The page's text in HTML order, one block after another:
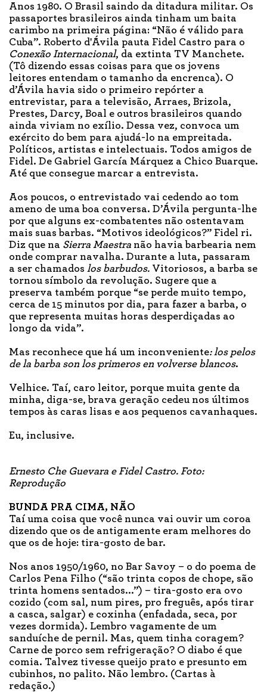
Anos 1980. O Brasil saindo da ditadura militar. Os
passaportes brasileiros ainda tinham um baita
carimbo na primeira página: “Não é válido para
Cuba”. Roberto d'Ávila pauta Fidel Castro para o
Conexão Internacional, da extinta TV Manchete.
(Tô dizendo essas coisas para que os jovens
leitores entendam o tamanho da encrenca). O
d’Ávila havia sido o primeiro repórter a
entrevistar, para a televisão, Arraes, Brizola,
Prestes, Darcy, Boal e outros brasileiros quando
ainda viviam no exílio. Dessa vez, convoca um
exército do bem para ajudá-lo na empreitada.
Políticos, artistas e intelectuais. Todos amigos de
Fidel. De Gabriel García Márquez a Chico Buarque.
Até que consegue marcar a entrevista.
Aos poucos, o entrevistado vai cedendo ao tom
ameno de uma boa conversa. D’Ávila pergunta-lhe
por que alguns ex-combatentes não ostentavam
mais suas barbas. “Motivos ideológicos?” Fidel ri.
Diz que na Sierra Maestra não havia barbearia nem
onde comprar navalha. Durante a luta, passaram
a ser chamados los barbudos. Vitoriosos, a barba se
tornou símbolo da revolução. Sugere que a
preserva também porque “se perde muito tempo,
cerca de 15 minutos por dia, para fazer a barba, o
que representa muitas horas desperdiçadas ao
longo da vida”.
Mas reconhece que há um inconveniente: los pelos
de la barba son los primeros en volverse blancos.
Velhice. Taí, caro leitor, porque muita gente da
minha, diga-se, brava geração cedeu nos últimos
tempos às caras lisas e aos pequenos cavanhaques.
Eu, inclusive.
Ernesto Che Guevara e Fidel Castro. Foto:
Reprodução
BUNDA PRA CIMA, NÃO
Taí uma coisa que você nunca vai ouvir um coroa
dizendo que os de antigamente eram melhores do
que os de hoje: tira-gosto de bar.
Nos anos 1950/1960, no Bar Savoy – o do poema de
Carlos Pena Filho (“são trinta copos de chope, são
trinta homens sentados...”) – tira-gosto era ovo
cozido (com sal, num pires, pro freguês, após tirar
a casca, salgar) e coxinha (enfadada, seca, por
vezes dormida). Lembro vagamente de um
sanduíche de pernil. Mas, quem tinha coragem?
Carne de porco sem refrigeração? O diabo é que
comia. Talvez tivesse queijo prato e presunto em
cubinhos, no palito. Não lembro. (Cartas à
redação.)